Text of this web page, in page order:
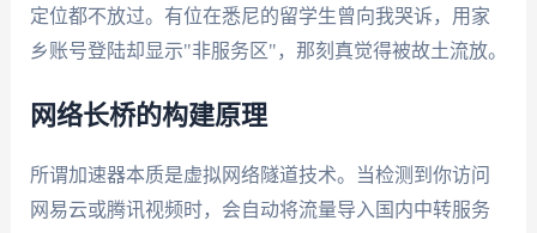
定位都不放过。有位在悉尼的留学生曾向我哭诉，用家
乡账号登陆却显示"非服务区"，那刻真觉得被故土流放。
网络长桥的构建原理
所谓加速器本质是虚拟网络隧道技术。当检测到你访问
网易云或腾讯视频时，会自动将流量导入国内中转服务